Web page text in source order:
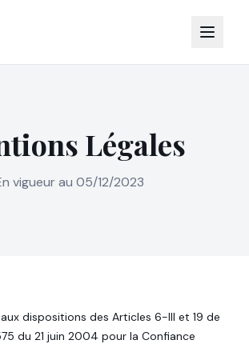
Légales
vigueur au 05/12/2023
dispositions des Articles 6-III et 19 de
du 21 juin 2004 pour la Confiance